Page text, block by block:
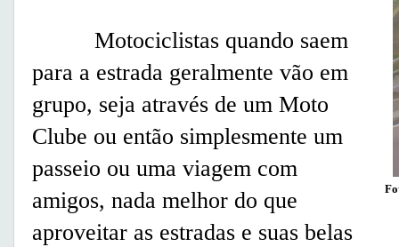
Motociclistas quando saem
para a estrada geralmente vão em
grupo, seja através de um Moto
Clube ou então simplesmente um
passeio ou uma viagem com
amigos, nada melhor do que
aproveitar as estradas e suas belas